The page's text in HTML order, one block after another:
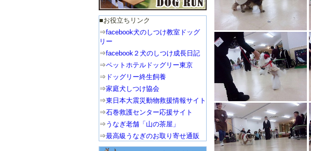
■お役立ちリンク
⇒facebook犬のしつけ教室ドッグ
リー
⇒facebook２犬のしつけ成長日記
⇒ペットホテルドッグリー東京
⇒ ドッグリー終生飼養
⇒家庭犬しつけ協会
⇒東日本大震災動物救援情報サイト
⇒石巻救護センター応援サイト
⇒ うなぎ老舗「山の茶屋」
⇒最高級うなぎのお取り寄せ通販